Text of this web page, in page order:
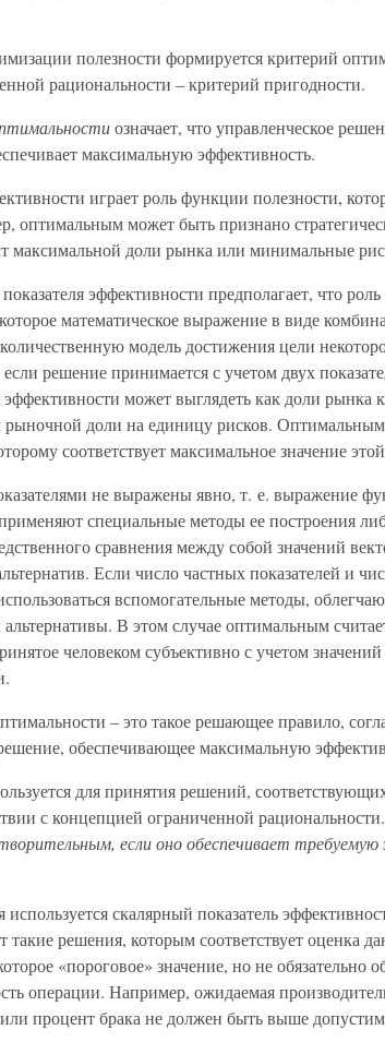
полезности формируется критерий
рациональности – критерий пригодности.
означает, что управленческое
максимальную эффективность.
играет роль функции полезности,
оптимальным может быть признано
максимальной доли рынка или минимальные
эффективности предполагает, что
математическое выражение в виде
модель достижения цели
решение принимается с учетом двух
может выглядеть как доли рынка
рыночной доли на единицу рисков.
соответствует максимальное значение
не выражены явно, т. е. выражение
специальные методы ее построения
сравнения между собой значений
Если число частных показателей и
вспомогательные методы,
В этом случае оптимальным
человеком субъективно с учетом значений
– это такое решающее правило,
обеспечивающее максимальную
для принятия решений,
с концепцией ограниченной рациональности.
если оно обеспечивает
скалярный показатель
такие решения, которым соответствует оценка
«пороговое» значение, но не обязательно
операции. Например, ожидаемая
процент брака не должен быть выше